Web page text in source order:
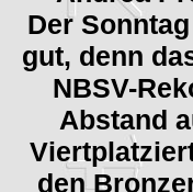
Der
gut, denn
NBSV-
Abstand
den